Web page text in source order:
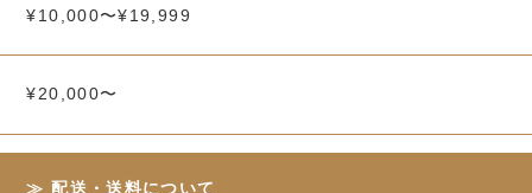
¥10,000〜¥19,999
¥20,000〜
配送・送料について